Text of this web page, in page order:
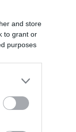
and store
to grant or
purposes